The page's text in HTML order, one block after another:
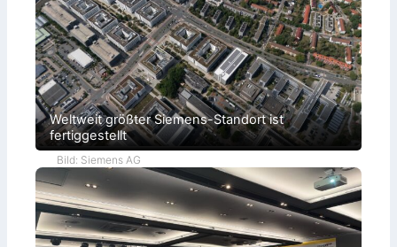
Weltweit größter Siemens-Standort ist
fertiggestellt
Bild: Siemens AG